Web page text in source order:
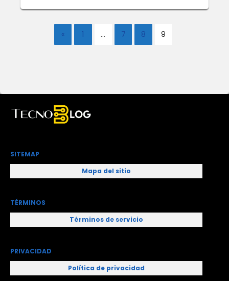
« 1 … 7 8 9
SITEMAP
Mapa del sitio
TÉRMINOS
Términos de servicio
PRIVACIDAD
Política de privacidad